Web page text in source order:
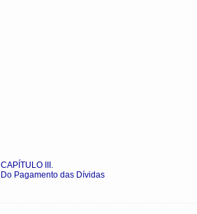
CAPÍTULO III.
Do Pagamento das Dívidas